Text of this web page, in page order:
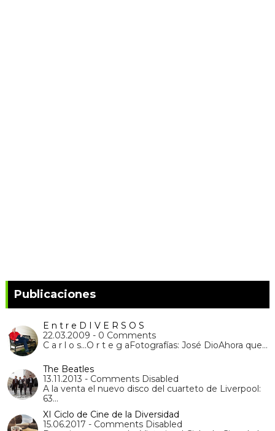
Publicaciones
E n t r e D I V E R S O S
22.03.2009 - 0 Comments
C a r l o s...O r t e g aFotografías: José DioAhora que…
The Beatles
13.11.2013 - Comments Disabled
A la venta el nuevo disco del cuarteto de Liverpool:
63…
XI Ciclo de Cine de la Diversidad
15.06.2017 - Comments Disabled